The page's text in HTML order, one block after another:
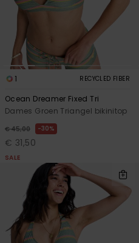
1 RECYCLED FIBER
Ocean Dreamer Fixed Tri
Dames Groen Triangel bikinitop
€ 45,00 30%
€ 31,50
SALE